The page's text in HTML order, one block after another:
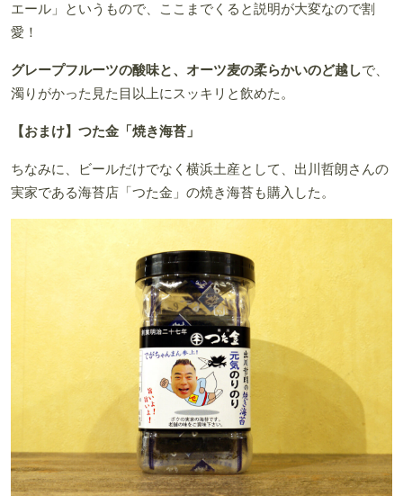
エール」というもので、ここまでくると説明が大変なので割
愛！
グレープフルーツの酸味と、オーツ麦の柔らかいのど越しで、
濁りがかった見た目以上にスッキリと飲めた。
【おまけ】つた金「焼き海苔」
ちなみに、ビールだけでなく横浜土産として、出川哲朗さんの
実家である海苔店「つた金」の焼き海苔も購入した。